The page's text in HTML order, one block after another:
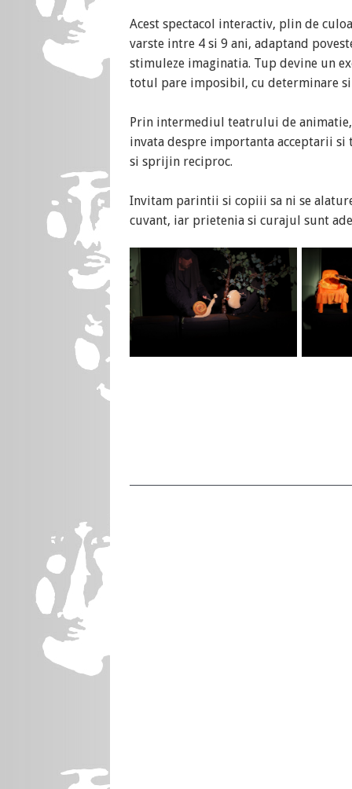
Acest spectacol interactiv, plin de
varste intre 4 si 9 ani, adaptand
stimuleze imaginatia. Tup devine un
totul pare imposibil, cu determinare
Prin intermediul teatrului de
invata despre importanta acceptarii
si sprijin reciproc.
Invitam parintii si copiii sa ni se
cuvant, iar prietenia si curajul sunt